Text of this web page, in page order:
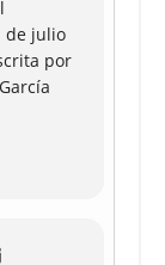
de julio
por